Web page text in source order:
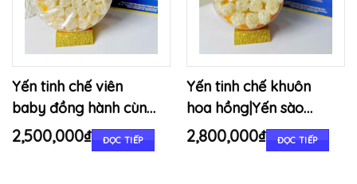
Yến tinh chế viên
baby đồng hành cùng
bé lớn khôn khỏe
2,500,000₫ ĐỌC TIẾP
Yến tinh chế khuôn
hoa hồng|Yến sào
Nha Trang Quỳnh
2,800,000₫ ĐỌC TIẾP